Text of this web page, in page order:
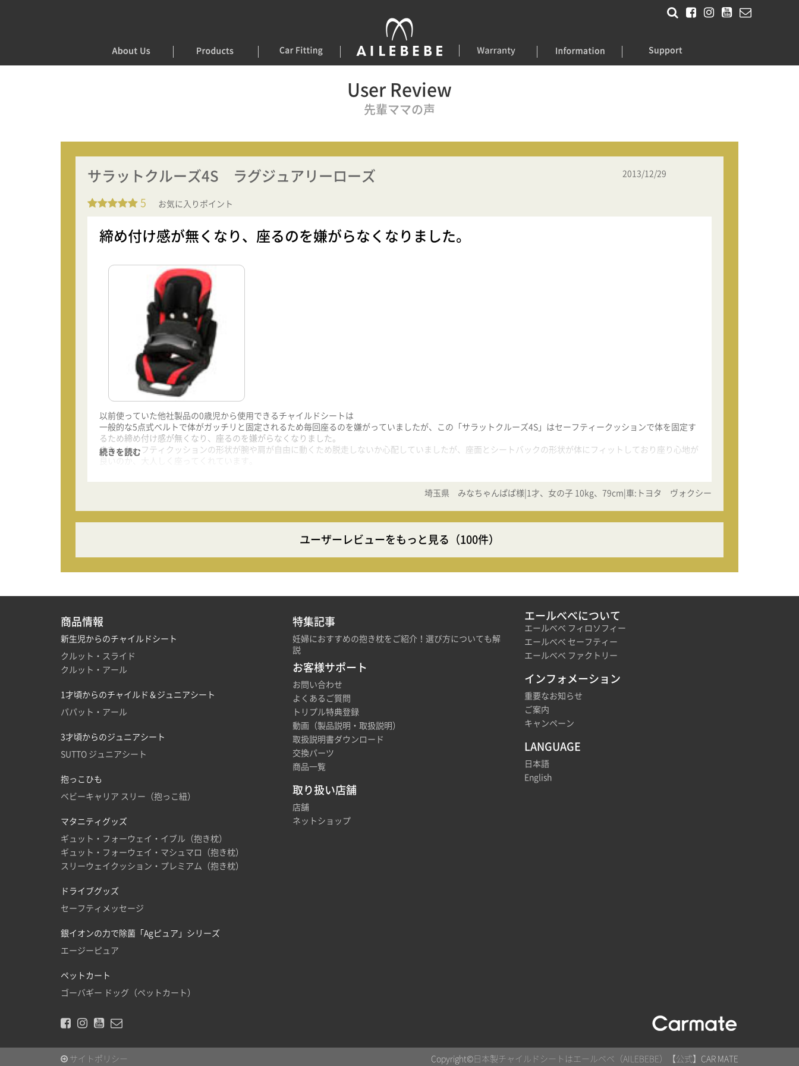
User Review
先輩ママの声
サラットクルーズ4S ラグジュアリーローズ 2013/12/29
5 お気に入りポイント
締め付け感が無くなり、座るのを嫌がらなくなりました。
以前使っていた他社製品の0歳児から使用できるチャイルドシートは
一般的な5点式ベルトで体がガッチリと固定されるため毎回座るのを嫌がっていましたが、この「サラットクルーズ4S」はセーフティークッションで体を固定す
るため締め付け感が無くなり、座るのを嫌がらなくなりました。
また、セーフティクッションの形状が腕や肩が自由に動くため脱走しないか心配していましたが、座面とシートバックの形状が体にフィットしており座り心地が
良いのか、大人しく座ってくれています。
続きを読む
埼玉県 みなちゃんぱぱ様|1才、女の子 10kg、79cm|車:トヨタ ヴォクシー
ユーザーレビューをもっと見る（100件）
商品情報
新生児からのチャイルドシート
クルット・スライド
クルット・アール
1才頃からのチャイルド＆ジュニアシート
パパット・アール
3才頃からのジュニアシート
SUTTO ジュニアシート
抱っこひも
ベビーキャリア スリー（抱っこ紐）
マタニティグッズ
ギュット・フォーウェイ・イブル（抱き枕）
ギュット・フォーウェイ・マシュマロ（抱き枕）
スリーウェイクッション・プレミアム（抱き枕）
ドライブグッズ
セーフティメッセージ
銀イオンの力で除菌「Agピュア」シリーズ
エージーピュア
ペットカート
ゴーバギー ドッグ（ペットカート）
特集記事
妊婦におすすめの抱き枕をご紹介！選び方についても解
説
お客様サポート
お問い合わせ
よくあるご質問
トリプル特典登録
動画（製品説明・取扱説明）
取扱説明書ダウンロード
交換パーツ
商品一覧
取り扱い店舗
店舗
ネットショップ
エールべべについて
エールべべ フィロソフィー
エールべべ セーフティー
エールべべ ファクトリー
インフォメーション
重要なお知らせ
ご案内
キャンペーン
LANGUAGE
日本語
English
サイトポリシー Copyright© 日本製チャイルドシートはエールベベ（AILEBEBE）【公式】 CAR MATE